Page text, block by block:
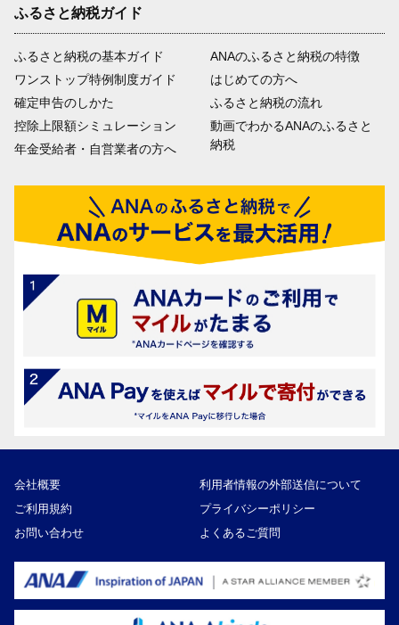
ふるさと納税ガイド
ふるさと納税の基本ガイド
ワンストップ特例制度ガイド
確定申告のしかた
控除上限額シミュレーション
年金受給者・自営業者の方へ
ANAのふるさと納税の特徴
はじめての方へ
ふるさと納税の流れ
動画でわかるANAのふるさと
納税
会社概要
利用者情報の外部送信について
ご利用規約
プライバシーポリシー
お問い合わせ
よくあるご質問